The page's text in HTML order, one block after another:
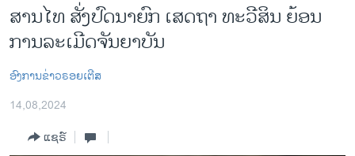
ຂ້າມ
ຂ້າມ
ຫາ
ຊອກ
ຄົ້ນ
ຂ່າວ​ຈີນ
ໂລກ
ເອເຊຍ
ສານ​ໄທ ສັ່ງ​ປົດ​ນາ​ຍົກ ເສດ​ຖາ ທະ​ວີ​ສິນ ຍ້ອນ​
ການ​ລະ​ເມີດ​ຈັນ​ຍາ​ບັນ
ອົງການຂ່າວຣອຍເຕີສ
14,08,2024
ແຊຣ໌